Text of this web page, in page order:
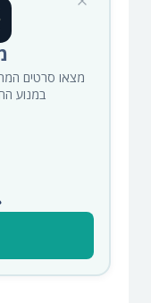
מצאו סרטים
במנוע